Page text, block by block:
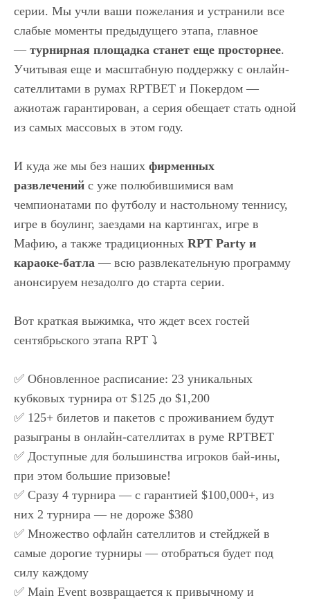
серии. Мы учли ваши пожелания и устранили все
слабые моменты предыдущего этапа, главное
— турнирная площадка станет еще просторнее.
Учитывая еще и масштабную поддержку с онлайн-
сателлитами в румах RPTBET и Покердом —
ажиотаж гарантирован, а серия обещает стать одной
из самых массовых в этом году.
И куда же мы без наших фирменных
развлечений с уже полюбившимися вам
чемпионатами по футболу и настольному теннису,
игре в боулинг, заездами на картингах, игре в
Мафию, а также традиционных RPT Party и
караоке-батла — всю развлекательную программу
анонсируем незадолго до старта серии.
Вот краткая выжимка, что ждет всех гостей
сентябрьского этапа RPT ⤵️
✅ Обновленное расписание: 23 уникальных
кубковых турнира от $125 до $1,200
✅ 125+ билетов и пакетов с проживанием будут
разыграны в онлайн-сателлитах в руме RPTBET
✅ Доступные для большинства игроков бай-ины,
при этом большие призовые!
✅ Сразу 4 турнира — с гарантией $100,000+, из
них 2 турнира — не дороже $380
✅ Множество офлайн сателлитов и стейджей в
самые дорогие турниры — отобраться будет под
силу каждому
✅ Мain Event возвращается к привычному и